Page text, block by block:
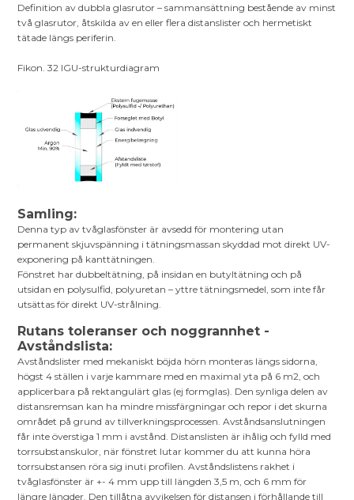
Definition av dubbla glasrutor – sammansättning bestående av minst
två glasrutor, åtskilda av en eller flera distanslister och hermetiskt
tätade längs periferin.
Fikon. 32 IGU-strukturdiagram
Samling:
Denna typ av tvåglasfönster är avsedd för montering utan
permanent skjuvspänning i tätningsmassan skyddad mot direkt UV-
exponering på kanttätningen.
Fönstret har dubbeltätning, på insidan en butyltätning och på
utsidan en polysulfid, polyuretan – yttre tätningsmedel, som inte får
utsättas för direkt UV-strålning.
Rutans toleranser och noggrannhet -
Avståndslista:
Avståndslister med mekaniskt böjda hörn monteras längs sidorna,
högst 4 ställen i varje kammare med en maximal yta på 6 m2, och
applicerbara på rektangulärt glas (ej formglas). Den synliga delen av
distansremsan kan ha mindre missfärgningar och repor i det skurna
området på grund av tillverkningsprocessen. Avståndsanslutningen
får inte överstiga 1 mm i avstånd. Distanslisten är ihålig och fylld med
torrsubstanskulor, när fönstret lutar kommer du att kunna höra
torrsubstansen röra sig inuti profilen. Avståndslistens rakhet i
tvåglasfönster är +- 4 mm upp till längden 3,5 m, och 6 mm för
längre längder. Den tillåtna avvikelsen för distansen i förhållande till